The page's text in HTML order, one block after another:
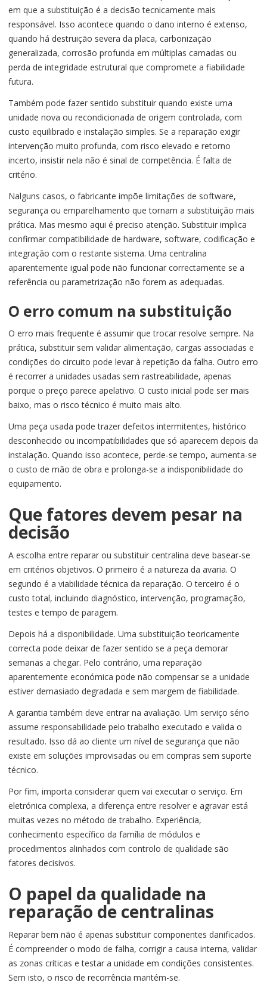
em que a substituição é a decisão tecnicamente mais
responsável. Isso acontece quando o dano interno é extenso,
quando há destruição severa da placa, carbonização
generalizada, corrosão profunda em múltiplas camadas ou
perda de integridade estrutural que compromete a fiabilidade
futura.
Também pode fazer sentido substituir quando existe uma
unidade nova ou recondicionada de origem controlada, com
custo equilibrado e instalação simples. Se a reparação exigir
intervenção muito profunda, com risco elevado e retorno
incerto, insistir nela não é sinal de competência. É falta de
critério.
Nalguns casos, o fabricante impõe limitações de software,
segurança ou emparelhamento que tornam a substituição mais
prática. Mas mesmo aqui é preciso atenção. Substituir implica
confirmar compatibilidade de hardware, software, codificação e
integração com o restante sistema. Uma centralina
aparentemente igual pode não funcionar correctamente se a
referência ou parametrização não forem as adequadas.
O erro comum na substituição
O erro mais frequente é assumir que trocar resolve sempre. Na
prática, substituir sem validar alimentação, cargas associadas e
condições do circuito pode levar à repetição da falha. Outro erro
é recorrer a unidades usadas sem rastreabilidade, apenas
porque o preço parece apelativo. O custo inicial pode ser mais
baixo, mas o risco técnico é muito mais alto.
Uma peça usada pode trazer defeitos intermitentes, histórico
desconhecido ou incompatibilidades que só aparecem depois da
instalação. Quando isso acontece, perde-se tempo, aumenta-se
o custo de mão de obra e prolonga-se a indisponibilidade do
equipamento.
Que fatores devem pesar na
decisão
A escolha entre reparar ou substituir centralina deve basear-se
em critérios objetivos. O primeiro é a natureza da avaria. O
segundo é a viabilidade técnica da reparação. O terceiro é o
custo total, incluindo diagnóstico, intervenção, programação,
testes e tempo de paragem.
Depois há a disponibilidade. Uma substituição teoricamente
correcta pode deixar de fazer sentido se a peça demorar
semanas a chegar. Pelo contrário, uma reparação
aparentemente económica pode não compensar se a unidade
estiver demasiado degradada e sem margem de fiabilidade.
A garantia também deve entrar na avaliação. Um serviço sério
assume responsabilidade pelo trabalho executado e valida o
resultado. Isso dá ao cliente um nível de segurança que não
existe em soluções improvisadas ou em compras sem suporte
técnico.
Por fim, importa considerar quem vai executar o serviço. Em
eletrónica complexa, a diferença entre resolver e agravar está
muitas vezes no método de trabalho. Experiência,
conhecimento específico da família de módulos e
procedimentos alinhados com controlo de qualidade são
fatores decisivos.
O papel da qualidade na
reparação de centralinas
Reparar bem não é apenas substituir componentes danificados.
É compreender o modo de falha, corrigir a causa interna, validar
as zonas críticas e testar a unidade em condições consistentes.
Sem isto, o risco de recorrência mantém-se.